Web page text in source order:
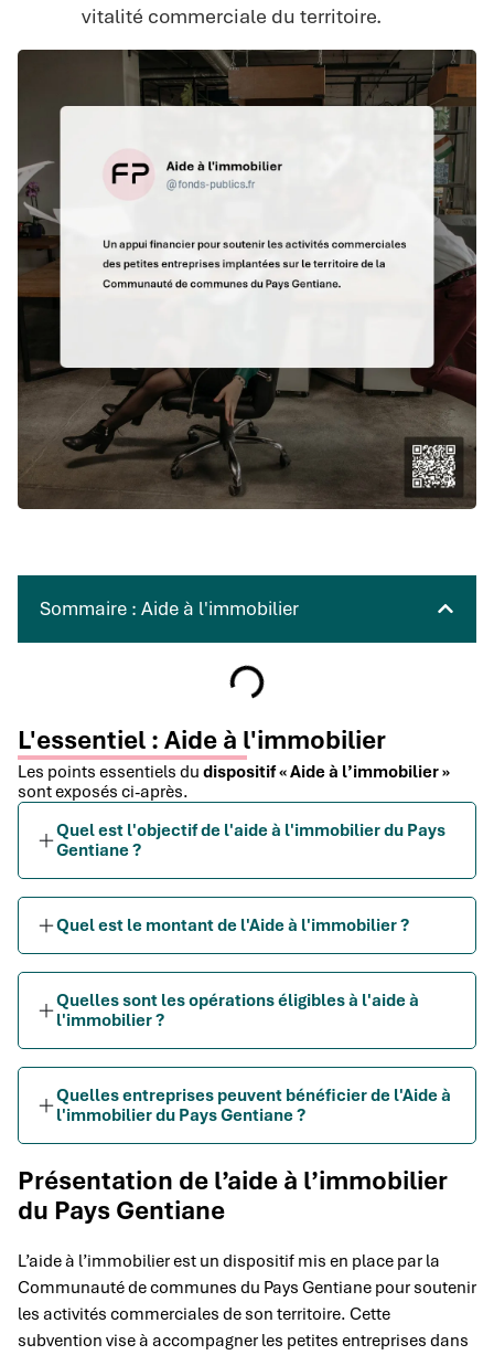
vitalité commerciale du territoire.
Sommaire : Aide à l'immobilier
L'essentiel : Aide à l'immobilier
Les points essentiels du dispositif « Aide à l’immobilier »
sont exposés ci-après.
Quel est l'objectif de l'aide à l'immobilier du Pays
Gentiane ?
Quel est le montant de l'Aide à l'immobilier ?
Quelles sont les opérations éligibles à l'aide à
l'immobilier ?
Quelles entreprises peuvent bénéficier de l'Aide à
l'immobilier du Pays Gentiane ?
Présentation de l’aide à l’immobilier
du Pays Gentiane
L’aide à l’immobilier est un dispositif mis en place par la
Communauté de communes du Pays Gentiane pour soutenir
les activités commerciales de son territoire. Cette
subvention vise à accompagner les petites entreprises dans